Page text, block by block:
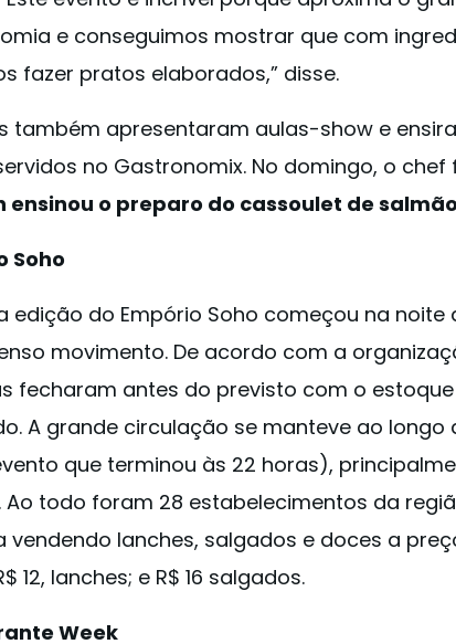
e conseguimos mostrar que com
fazer pratos elaborados,” disse.
também apresentaram aulas-show e
no Gastronomix. No domingo, o chef
ensinou o preparo do cassoulet de
Soho
edição do Empório Soho começou na
movimento. De acordo com a
fecharam antes do previsto com o
A grande circulação se manteve ao
que terminou às 22 horas),
Ao todo foram 28 estabelecimentos da
vendendo lanches, salgados e doces a
12, lanches; e R$ 16 salgados.
Week